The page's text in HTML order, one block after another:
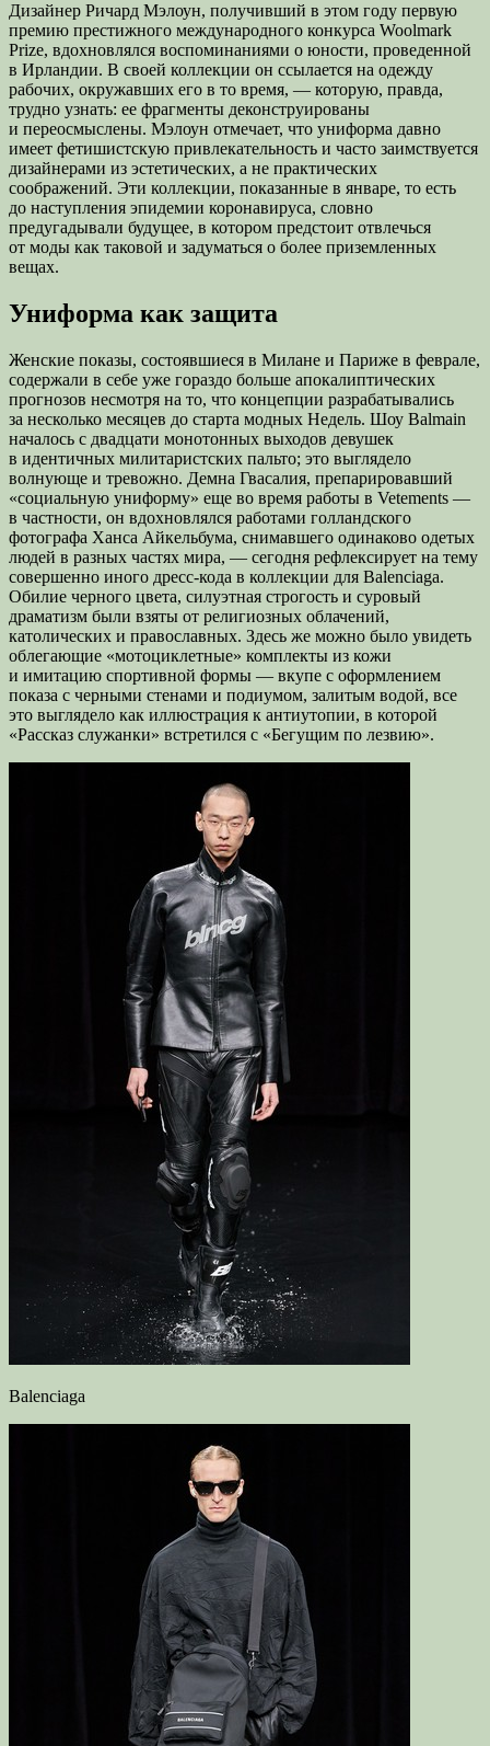
Дизайнер Ричард Мэлоун, получивший в этом году первую
премию престижного международного конкурса Woolmark
Prize, вдохновлялся воспоминаниями о юности, проведенной
в Ирландии. В своей коллекции он ссылается на одежду
рабочих, окружавших его в то время, — которую, правда,
трудно узнать: ее фрагменты деконструированы
и переосмыслены. Мэлоун отмечает, что униформа давно
имеет фетишистскую привлекательность и часто заимствуется
дизайнерами из эстетических, а не практических
соображений. Эти коллекции, показанные в январе, то есть
до наступления эпидемии коронавируса, словно
предугадывали будущее, в котором предстоит отвлечься
от моды как таковой и задуматься о более приземленных
вещах.
Униформа как защита
Женские показы, состоявшиеся в Милане и Париже в феврале,
содержали в себе уже гораздо больше апокалиптических
прогнозов несмотря на то, что концепции разрабатывались
за несколько месяцев до старта модных Недель. Шоу Balmain
началось с двадцати монотонных выходов девушек
в идентичных милитаристских пальто; это выглядело
волнующе и тревожно. Демна Гвасалия, препарировавший
«социальную униформу» еще во время работы в Vetements —
в частности, он вдохновлялся работами голландского
фотографа Ханса Айкельбума, снимавшего одинаково одетых
людей в разных частях мира, — сегодня рефлексирует на тему
совершенно иного дресс-кода в коллекции для Balenciaga.
Обилие черного цвета, силуэтная строгость и суровый
драматизм были взяты от религиозных облачений,
католических и православных. Здесь же можно было увидеть
облегающие «мотоциклетные» комплекты из кожи
и имитацию спортивной формы — вкупе с оформлением
показа с черными стенами и подиумом, залитым водой, все
это выглядело как иллюстрация к антиутопии, в которой
«Рассказ служанки» встретился с «Бегущим по лезвию».
Balenciaga